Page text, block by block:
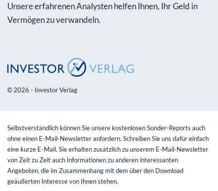
Unsere erfahrenen Analysten helfen Ihnen, Ihr Geld in
Vermögen zu verwandeln.
© 2026 - Investor Verlag
Selbstverständlich können Sie unsere kostenlosen Sonder-Reports auch
ohne einen E-Mail-Newsletter anfordern. Schreiben Sie uns dafür einfach
eine kurze E-Mail. Sie erhalten zusätzlich zu unserem E-Mail-Newsletter
von Zeit zu Zeit auch Informationen zu anderen interessanten
Angeboten, die im Zusammenhang mit dem über den Download
geäußerten Interesse von Ihnen stehen.